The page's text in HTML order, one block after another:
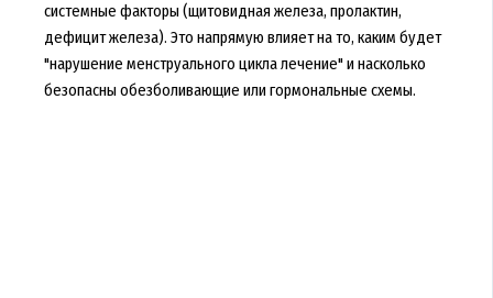
системные факторы (щитовидная железа, пролактин,
дефицит железа). Это напрямую влияет на то, каким будет
"нарушение менструального цикла лечение" и насколько
безопасны обезболивающие или гормональные схемы.